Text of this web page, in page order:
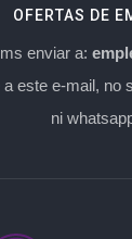
OFERTAS DE
enviar a:
este e-mail, no
ni